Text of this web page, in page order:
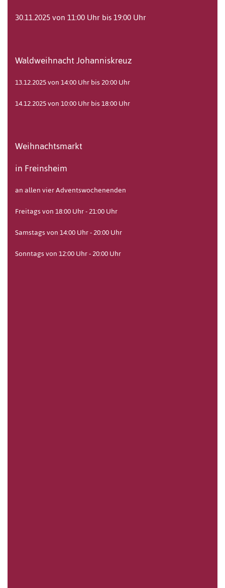
30.11.2025 von 11:00 Uhr bis 19:00 Uhr
Waldweihnacht Johanniskreuz
13.12.2025 von 14:00 Uhr bis 20:00 Uhr
14.12.2025 von 10:00 Uhr bis 18:00 Uhr
Weihnachtsmarkt
in Freinsheim
an allen vier Adventswochenenden
Freitags von 18:00 Uhr - 21:00 Uhr
Samstags von 14:00 Uhr - 20:00 Uhr
Sonntags von 12:00 Uhr - 20:00 Uhr